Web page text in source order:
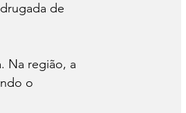
de
Na região, a
o